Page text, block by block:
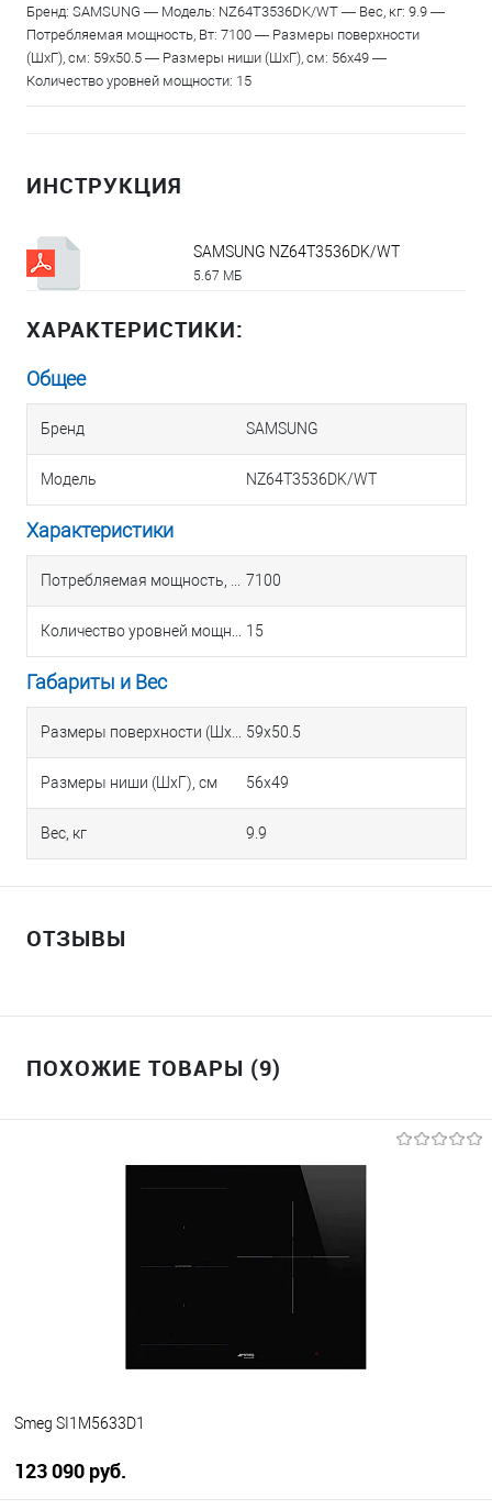
Бренд: SAMSUNG — Модель: NZ64T3536DK/WT — Вес, кг: 9.9 —
Потребляемая мощность, Вт: 7100 — Размеры поверхности
(ШхГ), см: 59х50.5 — Размеры ниши (ШхГ), см: 56х49 —
Количество уровней мощности: 15
ИНСТРУКЦИЯ
SAMSUNG NZ64T3536DK/WT
5.67 МБ
ХАРАКТЕРИСТИКИ:
Общее
Бренд SAMSUNG
Модель NZ64T3536DK/WT
Характеристики
7100
15
Габариты и Вес
59х50.5
Размеры ниши (ШхГ), см 56х49
Вес, кг 9.9
ОТЗЫВЫ
ПОХОЖИЕ ТОВАРЫ (9)
Smeg SI1M5633D1
123 090 руб.